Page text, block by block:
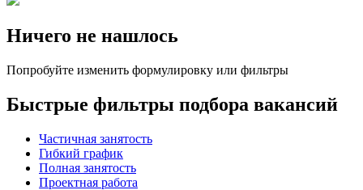
Ничего не нашлось
Попробуйте изменить формулировку или фильтры
Быстрые фильтры подбора вакансий
Частичная занятость
Гибкий график
Полная занятость
Проектная работа